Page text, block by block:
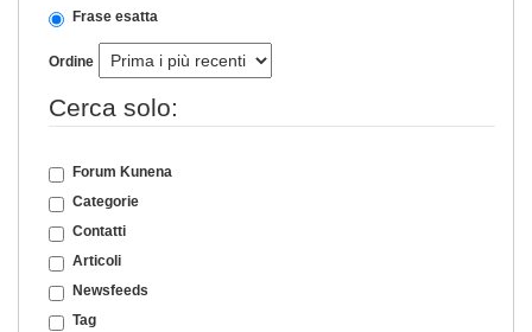
Frase esatta
Ordine
Cerca solo:
Forum Kunena
Categorie
Contatti
Articoli
Newsfeeds
Tag